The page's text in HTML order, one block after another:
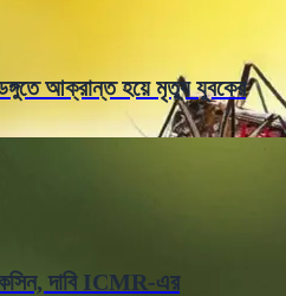
আক্রান্ত হয়ে মৃত্যু যুবকের
দাবি ICMR-এর